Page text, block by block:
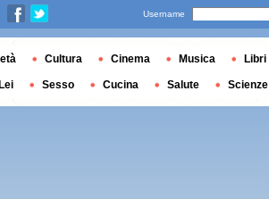
Username
Cultura Cinema Musica Libri
Sesso Cucina Salute Scienze